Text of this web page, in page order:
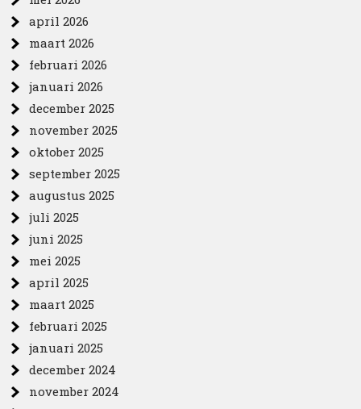
april 2026
maart 2026
februari 2026
januari 2026
december 2025
november 2025
oktober 2025
september 2025
augustus 2025
juli 2025
juni 2025
mei 2025
april 2025
maart 2025
februari 2025
januari 2025
december 2024
november 2024